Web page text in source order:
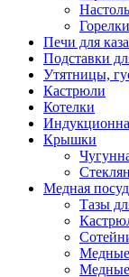
Печи для
Подставки
Утятницы,
Кастрюли
Котелки
Крышки
Медная
Тазы